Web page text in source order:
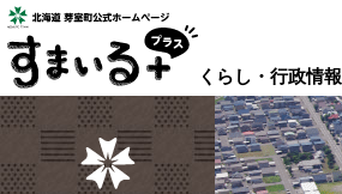
本
文
へ
移
動
る
くらし・行政情報
instagram